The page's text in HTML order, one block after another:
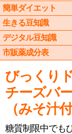
簡単ダイエット
生きる豆知識
デジタル豆知識
市販薬成分表
びっくり
チーズバ
（みそ汁
糖質制限中でも